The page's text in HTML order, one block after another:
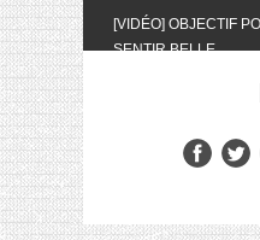
[VIDÉO] OBJECTIF
SENTIR BELLE
BIOTYFULL BOX DU
[VIDÉO] QUITOQUE